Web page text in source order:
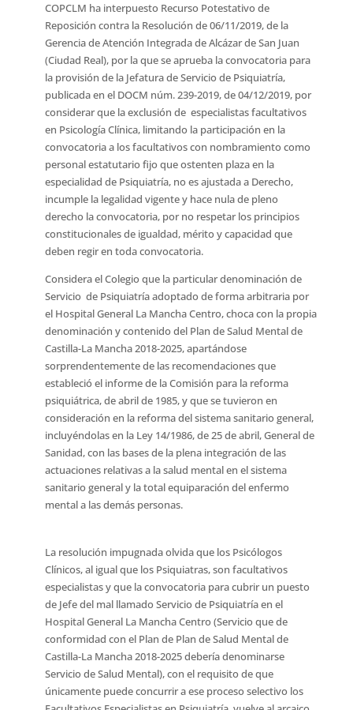
COPCLM ha interpuesto Recurso Potestativo de
Reposición contra la Resolución de 06/11/2019, de la
Gerencia de Atención Integrada de Alcázar de San Juan
(Ciudad Real), por la que se aprueba la convocatoria para
la provisión de la Jefatura de Servicio de Psiquiatría,
publicada en el DOCM núm. 239-2019, de 04/12/2019, por
considerar que la exclusión de especialistas facultativos
en Psicología Clínica, limitando la participación en la
convocatoria a los facultativos con nombramiento como
personal estatutario fijo que ostenten plaza en la
especialidad de Psiquiatría, no es ajustada a Derecho,
incumple la legalidad vigente y hace nula de pleno
derecho la convocatoria, por no respetar los principios
constitucionales de igualdad, mérito y capacidad que
deben regir en toda convocatoria.
Considera el Colegio que la particular denominación de
Servicio de Psiquiatría adoptado de forma arbitraria por
el Hospital General La Mancha Centro, choca con la propia
denominación y contenido del Plan de Salud Mental de
Castilla-La Mancha 2018-2025, apartándose
sorprendentemente de las recomendaciones que
estableció el informe de la Comisión para la reforma
psiquiátrica, de abril de 1985, y que se tuvieron en
consideración en la reforma del sistema sanitario general,
incluyéndolas en la Ley 14/1986, de 25 de abril, General de
Sanidad, con las bases de la plena integración de las
actuaciones relativas a la salud mental en el sistema
sanitario general y la total equiparación del enfermo
mental a las demás personas.
La resolución impugnada olvida que los Psicólogos
Clínicos, al igual que los Psiquiatras, son facultativos
especialistas y que la convocatoria para cubrir un puesto
de Jefe del mal llamado Servicio de Psiquiatría en el
Hospital General La Mancha Centro (Servicio que de
conformidad con el Plan de Plan de Salud Mental de
Castilla-La Mancha 2018-2025 debería denominarse
Servicio de Salud Mental), con el requisito de que
únicamente puede concurrir a ese proceso selectivo los